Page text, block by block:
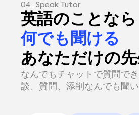
04 . Speak Tutor
英語のことなら
何でも聞ける
あなただけの
なんでもチャットで質問で
談、質問、添削なんでも聞い